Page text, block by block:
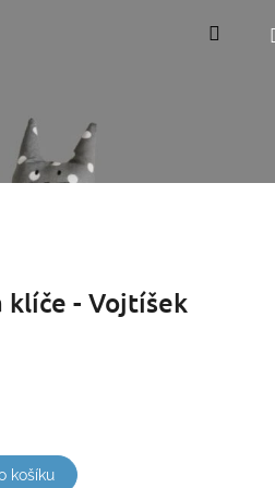
klíče - Vojtíšek
košíku